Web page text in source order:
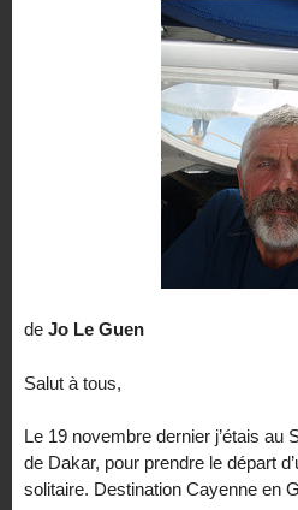
de Jo Le Guen
Salut à tous,
Le 19 novembre dernier j’étais au
de Dakar, pour prendre le départ
solitaire. Destination Cayenne en